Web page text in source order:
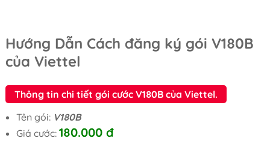
Hướng Dẫn Cách đăng ký gói V180B
của Viettel
Thông tin chi tiết gói cước V180B của Viettel.
Tên gói: V180B
Giá cước: 180.000 đ